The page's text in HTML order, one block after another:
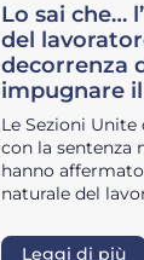
Lo sai che…
del
decorrenza
impugnare
Le Sezioni Unite
con la sentenza
hanno
naturale del
Leggi di più